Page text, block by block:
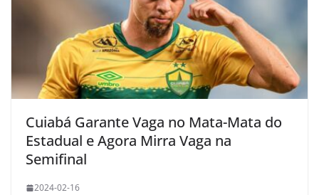
Cuiabá Garante Vaga no Mata-Mata do
Estadual e Agora Mirra Vaga na
Semifinal
2024-02-16